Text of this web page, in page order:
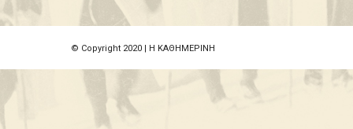
© Copyright 2020 | Η ΚΑΘΗΜΕΡΙΝΗ